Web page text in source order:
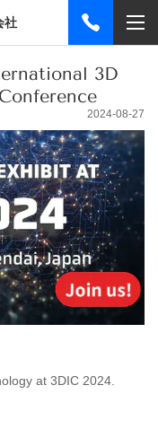
社
3D
2024-08-27
at 3DIC 2024.